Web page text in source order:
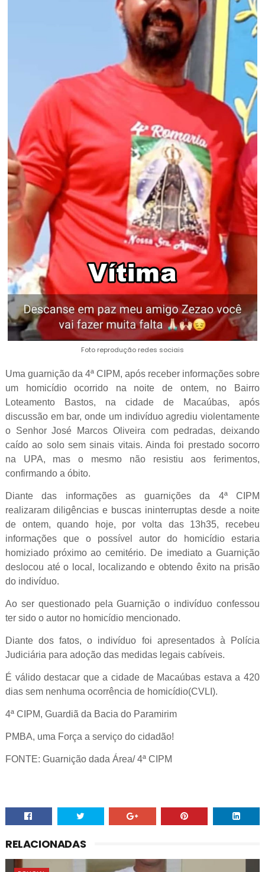
Foto reprodução redes sociais
Uma guarnição da 4ª CIPM, após receber informações sobre
um homicídio ocorrido na noite de ontem, no Bairro
Loteamento Bastos, na cidade de Macaúbas, após
discussão em bar, onde um indivíduo agrediu violentamente
o Senhor José Marcos Oliveira com pedradas, deixando
caído ao solo sem sinais vitais. Ainda foi prestado socorro
na UPA, mas o mesmo não resistiu aos ferimentos,
confirmando a óbito.
Diante das informações as guarnições da 4ª CIPM
realizaram diligências e buscas ininterruptas desde a noite
de ontem, quando hoje, por volta das 13h35, recebeu
informações que o possível autor do homicídio estaria
homiziado próximo ao cemitério. De imediato a Guarnição
deslocou até o local, localizando e obtendo êxito na prisão
do indivíduo.
Ao ser questionado pela Guarnição o indivíduo confessou
ter sido o autor no homicídio mencionado.
Diante dos fatos, o indivíduo foi apresentados à Polícia
Judiciária para adoção das medidas legais cabíveis.
É válido destacar que a cidade de Macaúbas estava a 420
dias sem nenhuma ocorrência de homicídio(CVLI).
4ª CIPM, Guardiã da Bacia do Paramirim
PMBA, uma Força a serviço do cidadão!
FONTE: Guarnição dada Área/ 4ª CIPM
RELACIONADAS